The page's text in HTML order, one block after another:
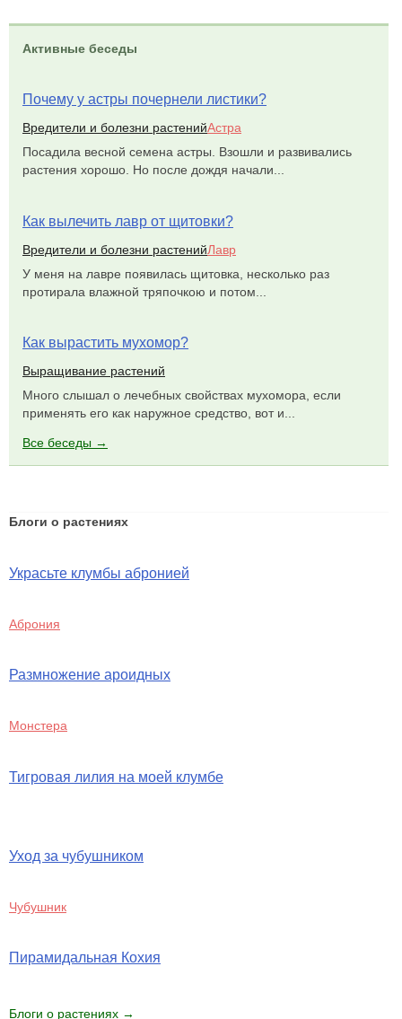
Активные беседы
Почему у астры почернели листики?
Вредители и болезни растенийАстра
Посадила весной семена астры. Взошли и развивались
растения хорошо. Но после дождя начали...
Как вылечить лавр от щитовки?
Вредители и болезни растенийЛавр
У меня на лавре появилась щитовка, несколько раз
протирала влажной тряпочкою и потом...
Как вырастить мухомор?
Выращивание растений
Много слышал о лечебных свойствах мухомора, если
применять его как наружное средство, вот и...
Все беседы →
Блоги о растениях
Украсьте клумбы абронией
Аброния
Размножение ароидных
Монстера
Тигровая лилия на моей клумбе
Уход за чубушником
Чубушник
Пирамидальная Кохия
Блоги о растениях →